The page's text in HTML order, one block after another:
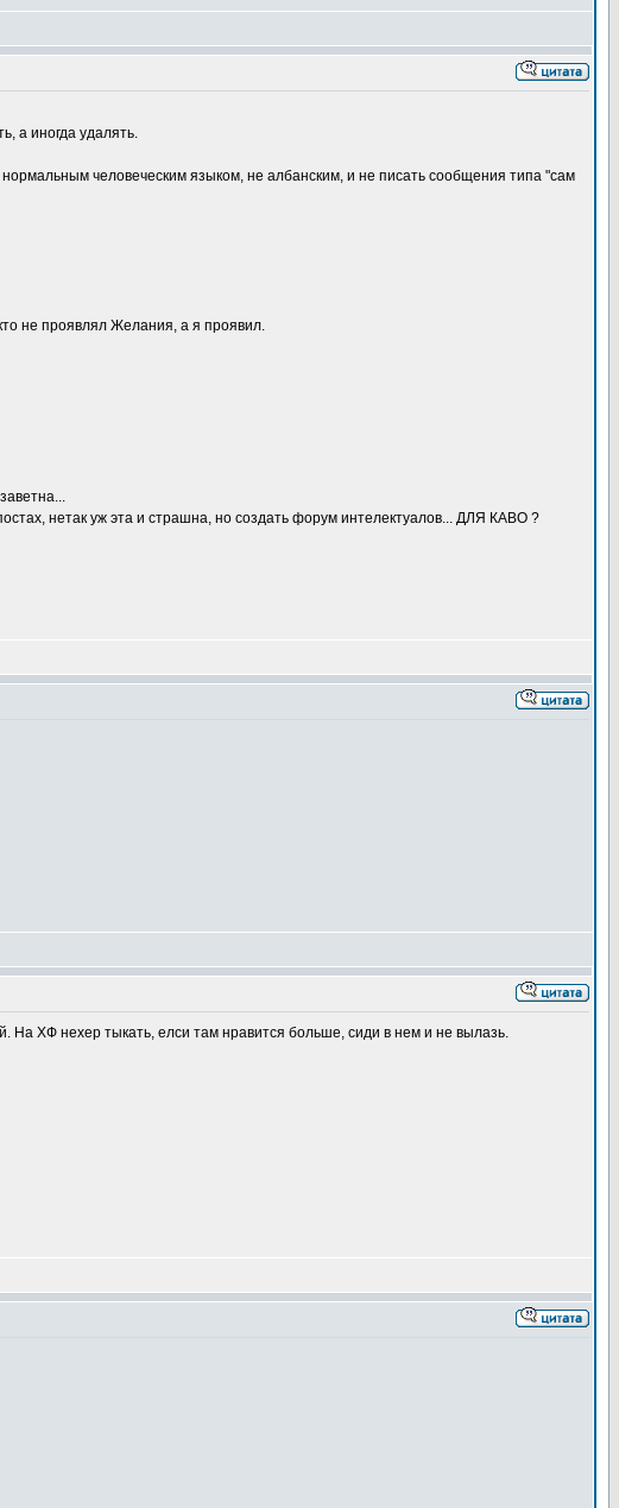
а иногда удалять.
человеческим языком, не албанским, и не писать сообщения типа "сам
не проявлял Желания, а я проявил.
нетак уж эта и страшна, но создать форум интелектуалов... ДЛЯ КАВО ?
На ХФ нехер тыкать, елси там нравится больше, сиди в нем и не вылазь.